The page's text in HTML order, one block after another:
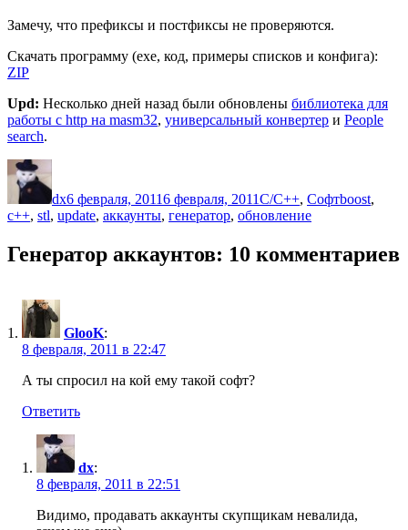
Замечу, что префиксы и постфиксы не проверяются.
Скачать программу (exe, код, примеры списков и конфига):
ZIP
Upd: Несколько дней назад были обновлены библиотека для
работы с http на masm32, универсальный конвертер и People
search.
dx6 февраля, 20116 февраля, 2011C/C++, Софтboost,
c++, stl, update, аккаунты, генератор, обновление
Генератор аккаунтов: 10 комментариев
GlooK:
8 февраля, 2011 в 22:47
А ты спросил на кой ему такой софт?
Ответить
dx:
8 февраля, 2011 в 22:51
Видимо, продавать аккаунты скупщикам невалида,